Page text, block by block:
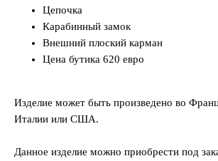
Цепочка
Карабинный замок
Внешний плоский карман
Цена бутика 620 евро
Изделие может быть произведено во
Италии или США.
Данное изделие можно приобрести под